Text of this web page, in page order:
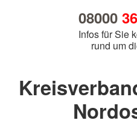
08000
Infos für Sie
rund um